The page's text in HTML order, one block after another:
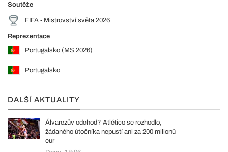
Soutěže
FIFA - Mistrovství světa 2026
Reprezentace
Portugalsko (MS 2026)
Portugalsko
DALŠÍ AKTUALITY
Álvarezův odchod? Atlético se rozhodlo,
žádaného útočníka nepustí ani za 200 milionů
eur